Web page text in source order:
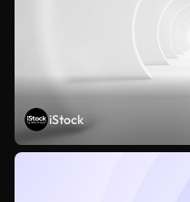
iStock